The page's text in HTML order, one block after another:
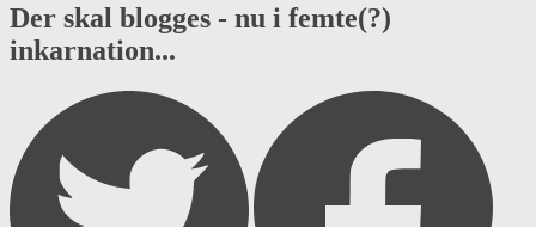
Der skal blogges - nu i femte(?)
inkarnation...